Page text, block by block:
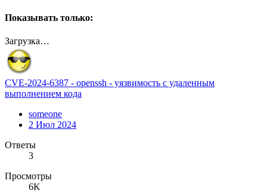
Показывать только:
Загрузка…
CVE-2024-6387 - openssh - уязвимость с удаленным
выполнением кода
someone
2 Июл 2024
Ответы
3
Просмотры
6K